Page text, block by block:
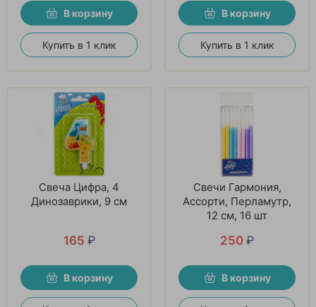
В корзину
Купить в 1 клик
В корзину
Купить в 1 клик
Свеча Цифра, 4
Динозаврики, 9 см
165 ₽
В корзину
Свечи Гармония,
Ассорти, Перламутр,
12 см, 16 шт
250 ₽
В корзину